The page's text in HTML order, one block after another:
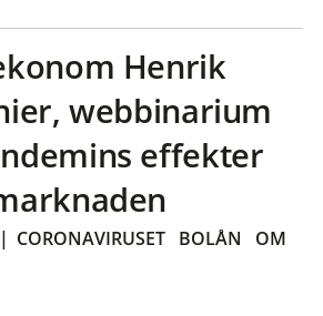
Henrik
webbinarium
effekter
| CORONAVIRUSET BOLÅN
OM